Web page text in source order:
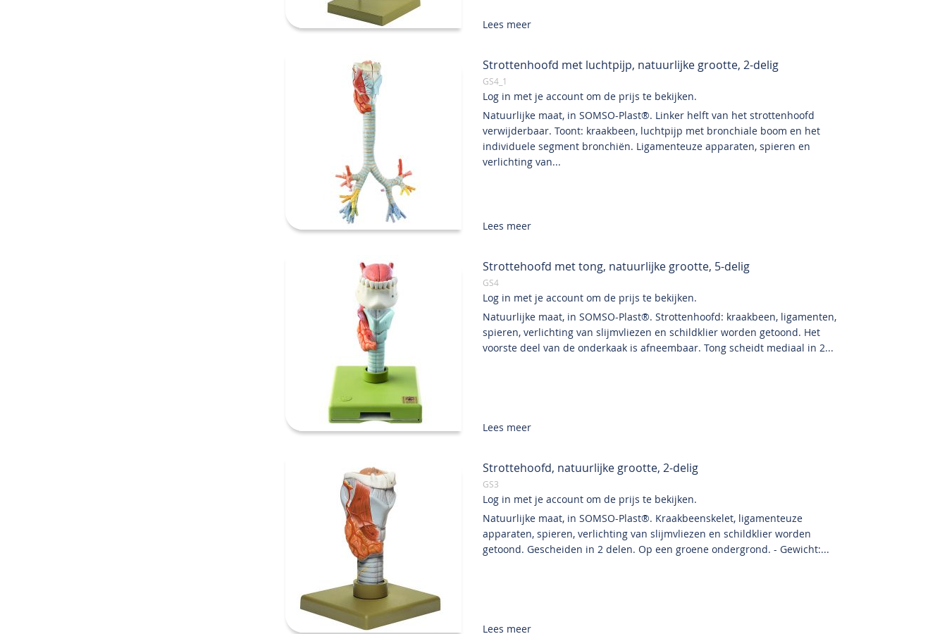
Lees meer
Strottenhoofd met luchtpijp, natuurlijke grootte, 2-delig
GS4_1
Log in met je account om de prijs te bekijken.
Natuurlijke maat, in SOMSO-Plast®. Linker helft van het strottenhoofd
verwijderbaar. Toont: kraakbeen, luchtpijp met bronchiale boom en het
individuele segment bronchiën. Ligamenteuze apparaten, spieren en
verlichting van...
Lees meer
Strottehoofd met tong, natuurlijke grootte, 5-delig
GS4
Log in met je account om de prijs te bekijken.
Natuurlijke maat, in SOMSO-Plast®. Strottenhoofd: kraakbeen, ligamenten,
spieren, verlichting van slijmvliezen en schildklier worden getoond. Het
voorste deel van de onderkaak is afneembaar. Tong scheidt mediaal in 2...
Lees meer
Strottehoofd, natuurlijke grootte, 2-delig
GS3
Log in met je account om de prijs te bekijken.
Natuurlijke maat, in SOMSO-Plast®. Kraakbeenskelet, ligamenteuze
apparaten, spieren, verlichting van slijmvliezen en schildklier worden
getoond. Gescheiden in 2 delen. Op een groene ondergrond. - Gewicht:...
Lees meer